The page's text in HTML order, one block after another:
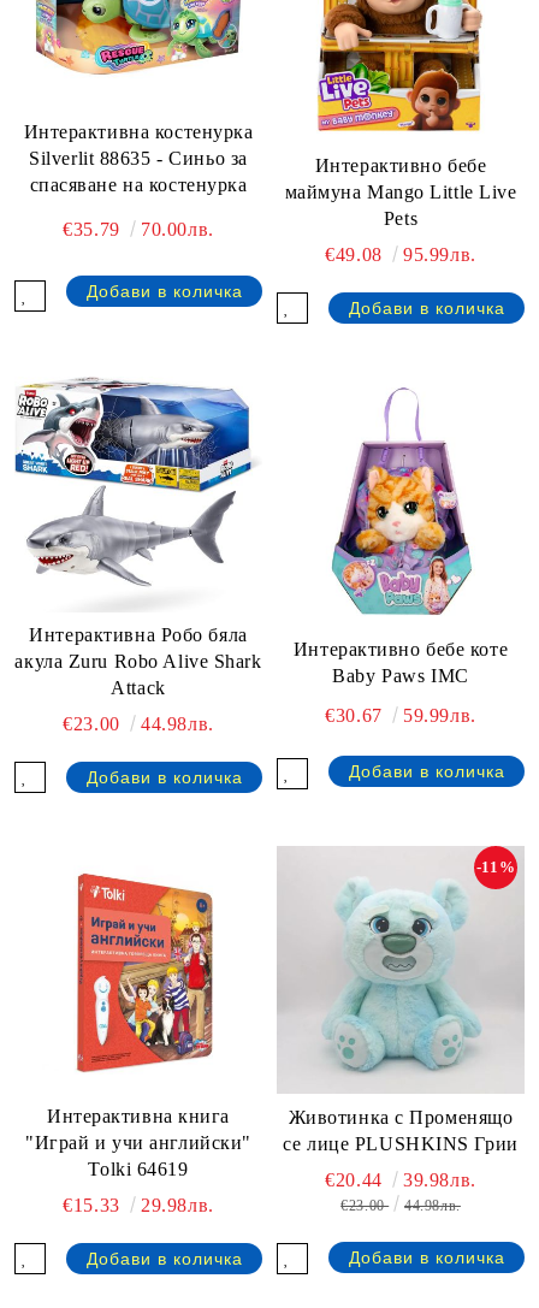
Интерактивна костенурка
Silverlit 88635 - Синьо за
спасяване на костенурка
€35.79 70.00лв.
Интерактивно бебе
маймуна Mango Little Live
Pets
€49.08
95.99лв.
Интерактивна Робо бяла
акула Zuru Robo Alive Shark
Attack
€23.00
44.98лв.
Интерактивно бебе коте
Baby Paws IMC
€30.67
59.99лв.
Интерактивна книга
"Играй и учи английски"
Tolki 64619
€15.33
29.98лв.
Животинка с Променящо
се лице PLUSHKINS Грии
-11%
€20.44 39.98лв.
€23.00 44.98лв.